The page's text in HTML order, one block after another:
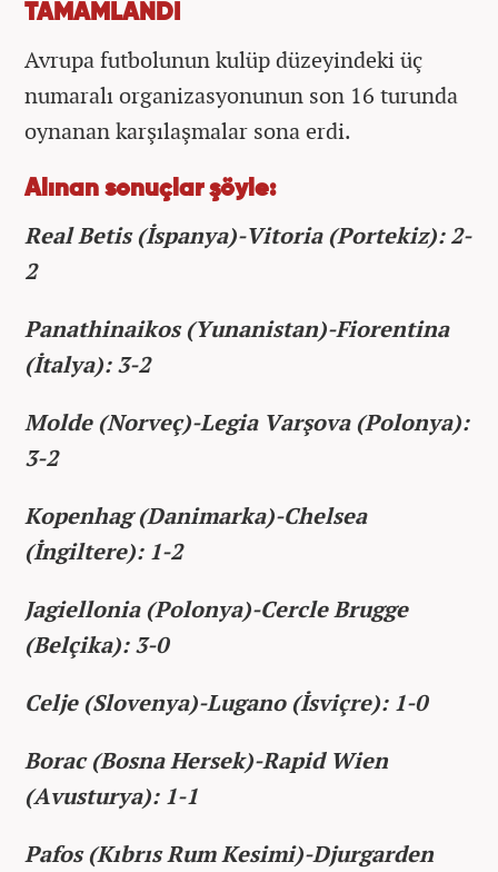
TAMAMLANDI
Avrupa futbolunun kulüp düzeyindeki üç
numaralı organizasyonunun son 16 turunda
oynanan karşılaşmalar sona erdi.
Alınan sonuçlar şöyle:
Real Betis (İspanya)-Vitoria (Portekiz): 2-
2
Panathinaikos (Yunanistan)-Fiorentina
(İtalya): 3-2
Molde (Norveç)-Legia Varşova (Polonya):
3-2
Kopenhag (Danimarka)-Chelsea
(İngiltere): 1-2
Jagiellonia (Polonya)-Cercle Brugge
(Belçika): 3-0
Celje (Slovenya)-Lugano (İsviçre): 1-0
Borac (Bosna Hersek)-Rapid Wien
(Avusturya): 1-1
Pafos (Kıbrıs Rum Kesimi)-Djurgarden